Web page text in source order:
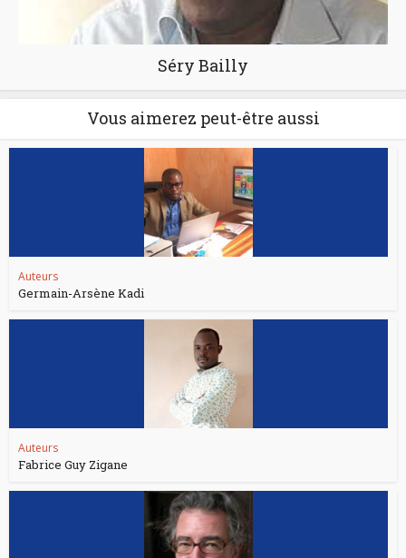
Séry Bailly
Vous aimerez peut-être aussi
Auteurs
Germain-Arsène Kadi
Auteurs
Fabrice Guy Zigane